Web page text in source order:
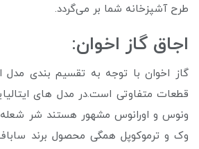
طرح آشپزخانه شما بر می‌گردد.
اجاق گاز اخوان:
گاز اخوان با توجه به تقسیم بندی مدل
قطعات متفاوتی است.در مدل های
ونوس و اورانوس مشهور هستند شر شعله